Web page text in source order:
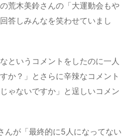
荒木美鈴さんの「大運動会もや
答しみんなを笑わせていまし
というコメントをしたのに一人
か？」とさらに辛辣なコメント
ゃないですか」と逞しいコメン
んが「最終的に5人になってない